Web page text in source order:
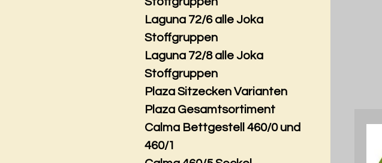
Laguna 72/6 alle Joka
Stoffgruppen
Laguna 72/8 alle Joka
Stoffgruppen
Plaza Sitzecken Varianten
Plaza Gesamtsortiment
Calma Bettgestell 460/0 und
460/1